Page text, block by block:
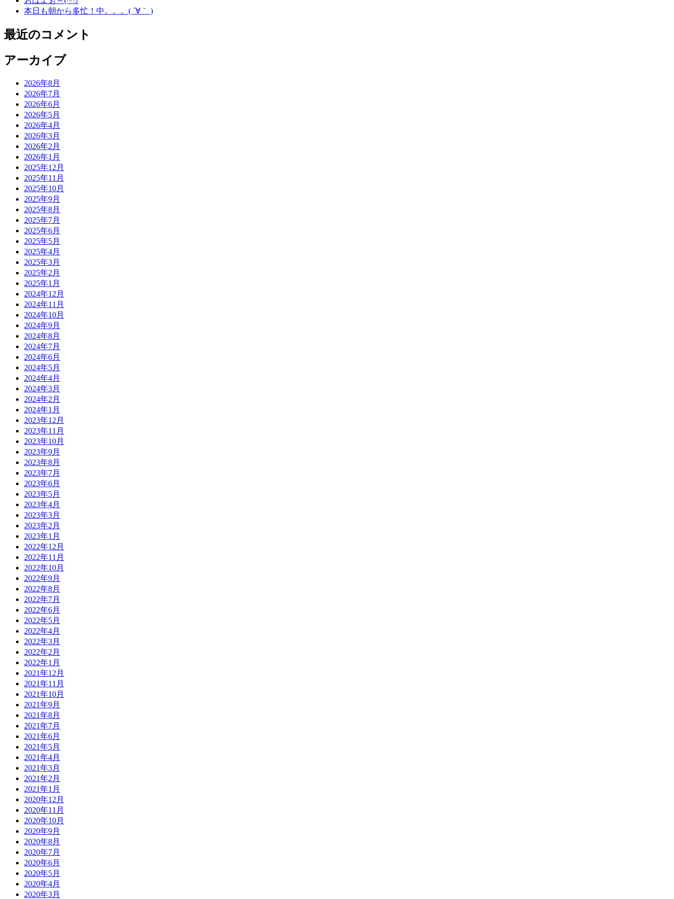
本日も朝から多忙！中。。。( ´∀｀ )
最近のコメント
アーカイブ
2026年8月
2026年7月
2026年6月
2026年5月
2026年4月
2026年3月
2026年2月
2026年1月
2025年12月
2025年11月
2025年10月
2025年9月
2025年8月
2025年7月
2025年6月
2025年5月
2025年4月
2025年3月
2025年2月
2025年1月
2024年12月
2024年11月
2024年10月
2024年9月
2024年8月
2024年7月
2024年6月
2024年5月
2024年4月
2024年3月
2024年2月
2024年1月
2023年12月
2023年11月
2023年10月
2023年9月
2023年8月
2023年7月
2023年6月
2023年5月
2023年4月
2023年3月
2023年2月
2023年1月
2022年12月
2022年11月
2022年10月
2022年9月
2022年8月
2022年7月
2022年6月
2022年5月
2022年4月
2022年3月
2022年2月
2022年1月
2021年12月
2021年11月
2021年10月
2021年9月
2021年8月
2021年7月
2021年6月
2021年5月
2021年4月
2021年3月
2021年2月
2021年1月
2020年12月
2020年11月
2020年10月
2020年9月
2020年8月
2020年7月
2020年6月
2020年5月
2020年4月
2020年3月